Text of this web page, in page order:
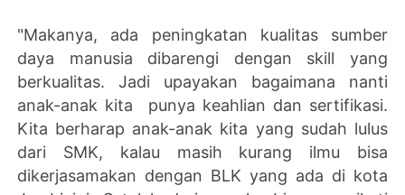
"Makanya, ada peningkatan kualitas sumber
daya manusia dibarengi dengan skill yang
berkualitas. Jadi upayakan bagaimana nanti
anak-anak kita punya keahlian dan sertifikasi.
Kita berharap anak-anak kita yang sudah lulus
dari SMK, kalau masih kurang ilmu bisa
dikerjasamakan dengan BLK yang ada di kota